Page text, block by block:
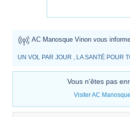
AC Manosque Vinon vous
UN VOL PAR JOUR , LA SANTÉ POUR
Vous n'êtes pas
Visiter AC